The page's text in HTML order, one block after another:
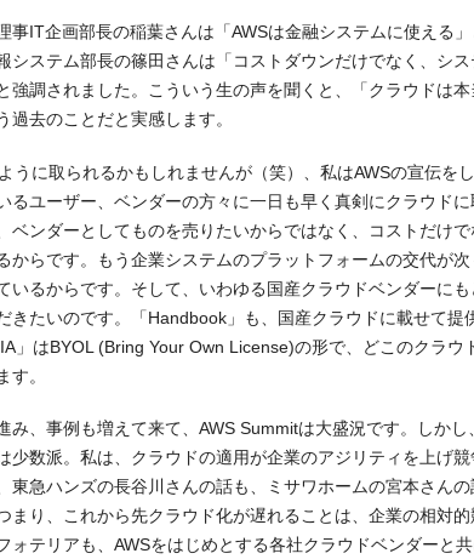
事IT企画部長の稲葉さんは「AWSは金融システムに使える
システム部長の篠田さんは「コストダウンだけでなく、シス
強調されました。こういう生の声を聞くと、「クラウドは
去のことだと実感します。
うに取られるかもしれませんが（笑）、私はAWSの宣伝を
るユーザー、ベンダーの方々に一日も早く真剣にクラウドに
ベンダーとしてものを売りたいからではなく、コストだけで
からです。もう企業システムのプラットフォームの交代が次
いるからです。そして、いわゆる国産クラウドベンダーに
きたいのです。「Handbook」も、国産クラウドに載せて提
」はBYOL (Bring Your Own License)の形で、どこのクラウ
す。
み、事例も増えて来て、AWS Summitは大盛況です。しかし
少数派。私は、クラウドの適用が企業のアジリティを上げ競
東急ハンズの長谷川さんの話も、ミサワホームの宮本さんの
まり、これから先クラウド化が遅れることは、企業の相対的
ォテリアも、AWSをはじめとする各社クラウドベンダーと